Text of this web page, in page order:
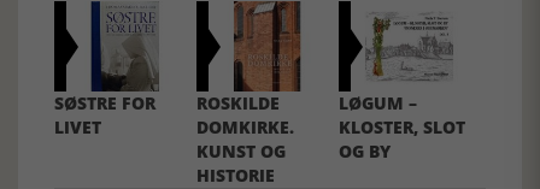
SØSTRE FOR
LIVET
ROSKILDE
DOMKIRKE.
KUNST OG
HISTORIE
LØGUM –
KLOSTER, SLOT
OG BY